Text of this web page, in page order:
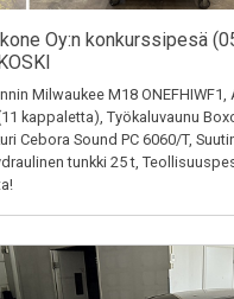
Oy:n konkurssipesä
Milwaukee M18 ONEFHIWF1,
kappaletta), Työkaluvaunu
Cebora Sound PC 6060/T,
tunkki 25 t,